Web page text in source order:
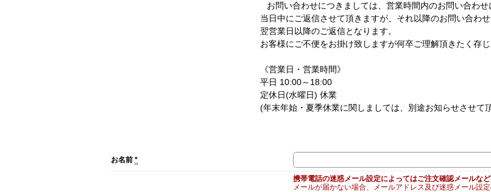
お問い合わせにつきましては、営業時間内のお問い合わせ
当日中にご返信させて頂きますが、それ以降のお問い合わせ
翌営業日以降のご返信となります。
お客様にご不便をお掛け致しますが何卒ご理解頂きたく存じ
《営業日・営業時間》
平日 10:00～18:00
定休日(水曜日) 休業
(年末年始・夏季休業に関しましては、別途お知らせさせて
お名前 *
携帯電話の迷惑メール設定によってはご注文確認メールな
メールが届かない場合、メールアドレス及び迷惑メール設